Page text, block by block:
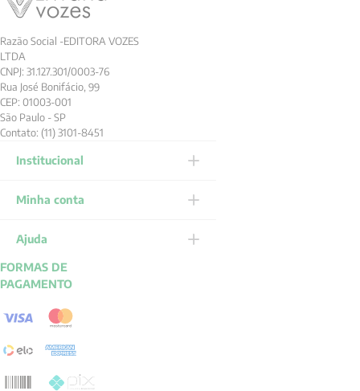
Razão Social -EDITORA VOZES
LTDA
CNPJ: 31.127.301/0003-76
Rua José Bonifácio, 99
CEP: 01003-001
São Paulo - SP
Contato: (11) 3101-8451
Institucional
Minha conta
Ajuda
FORMAS DE
PAGAMENTO